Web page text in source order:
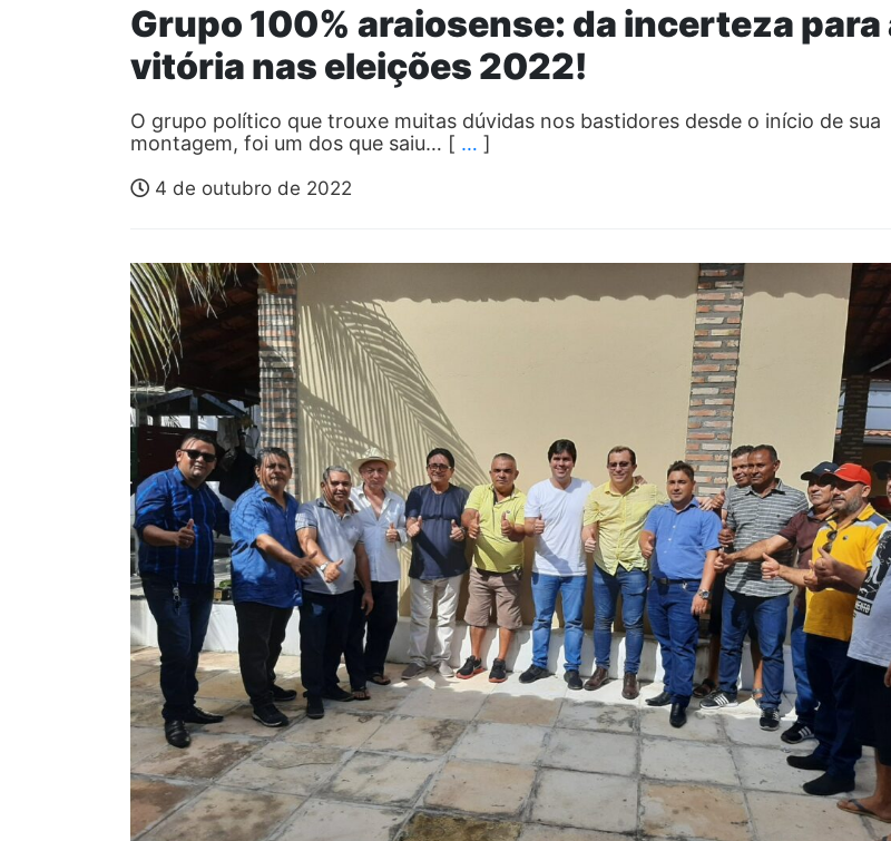
Grupo 100% araiosense: da incerteza para
vitória nas eleições 2022!
O grupo político que trouxe muitas dúvidas nos bastidores desde o início de sua
montagem, foi um dos que saiu… [ … ]
4 de outubro de 2022